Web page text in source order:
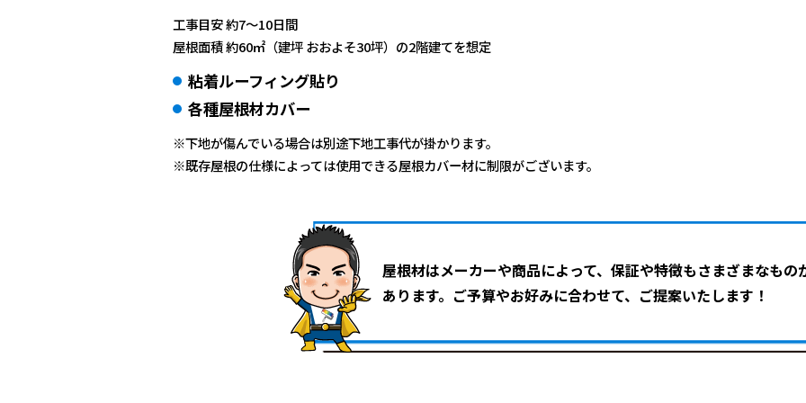
工事目安 約7～10日間
屋根面積 約60㎡（建坪 おおよそ30坪）の2階建てを想定
粘着ルーフィング貼り
各種屋根材カバー
※下地が傷んでいる場合は別途下地工事代が掛かります。
※既存屋根の仕様によっては使用できる屋根カバー材に制限がございます。
屋根材はメーカーや商品によって、保証や特徴もさまざまなもの
あります。ご予算やお好みに合わせて、ご提案いたします！